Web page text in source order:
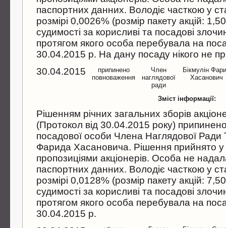
паспортних данних. Володiє часткою у
розмiрi 0,0026% (розмiр пакету акцiй:
судимостi за корисливi та посадовi
протягом якого особа перебувала на
30.04.2015 р. На дану посаду нiкого не
30.04.2015
припинено
повноваження
Член
наглядової
ради
Бiкмулiн
Хасанович
Зміст інформації:
Рiшенням рiчних загальних зборiв
(Протокол вiд 30.04.2015 року)
посадової особи Члена Наглядової
Фарида Хасановича. Рiшення прийнято у
пропозицiями акцiонерiв. Особа не
паспортних данних. Володiє часткою у
розмiрi 0,0128% (розмiр пакету акцiй:
судимостi за корисливi та посадовi
протягом якого особа перебувала на
30.04.2015 р.